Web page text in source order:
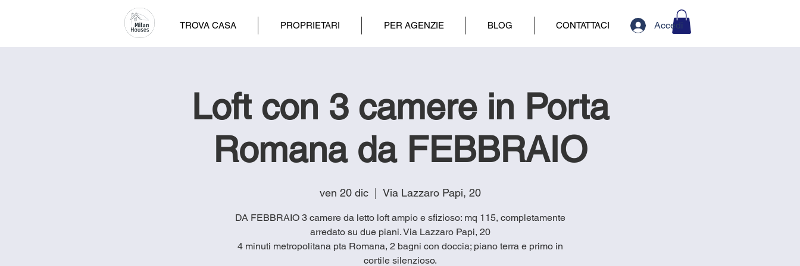
TROVA CASA PROPRIETARI PER AGENZIE BLOG CONTATTACI Accedi
Loft con 3 camere in Porta
Romana da FEBBRAIO
ven 20 dic
  |
Via Lazzaro Papi, 20
DA FEBBRAIO 3 camere da letto loft ampio e sfizioso: mq 115, completamente
arredato su due piani. Via Lazzaro Papi, 20
4 minuti metropolitana pta Romana, 2 bagni con doccia; piano terra e primo in
cortile silenzioso.